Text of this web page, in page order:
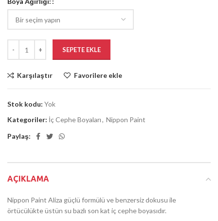
SEPETE EKLE
Karşılaştır Favorilere ekle
Stok kodu: Yok
Kategoriler: İç Cephe Boyaları, Nippon Paint
Paylaş:
AÇIKLAMA
Nippon Paint Aliza güçlü formülü ve benzersiz dokusu ile
örtücülükte üstün su bazlı son kat iç cephe boyasıdır.